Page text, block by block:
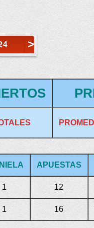
>
APUESTAS
1 12
1 16